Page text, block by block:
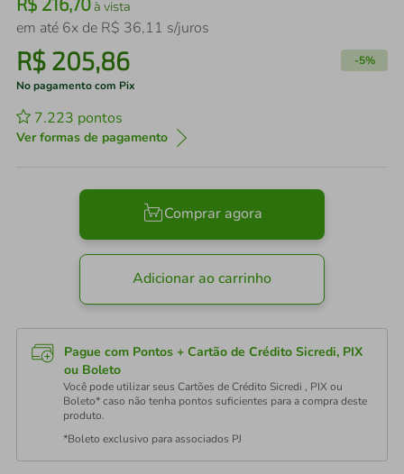
à vista
em até 6x de R$ 36,11 s/juros
R$ 205,86 -5%
No pagamento com Pix
7.223 pontos
Ver formas de pagamento
Comprar agora
Adicionar ao carrinho
Pague com Pontos + Cartão de Crédito Sicredi, PIX
ou Boleto
Você pode utilizar seus Cartões de Crédito Sicredi , PIX ou
Boleto* caso não tenha pontos suficientes para a compra deste
produto.
*Boleto exclusivo para associados PJ